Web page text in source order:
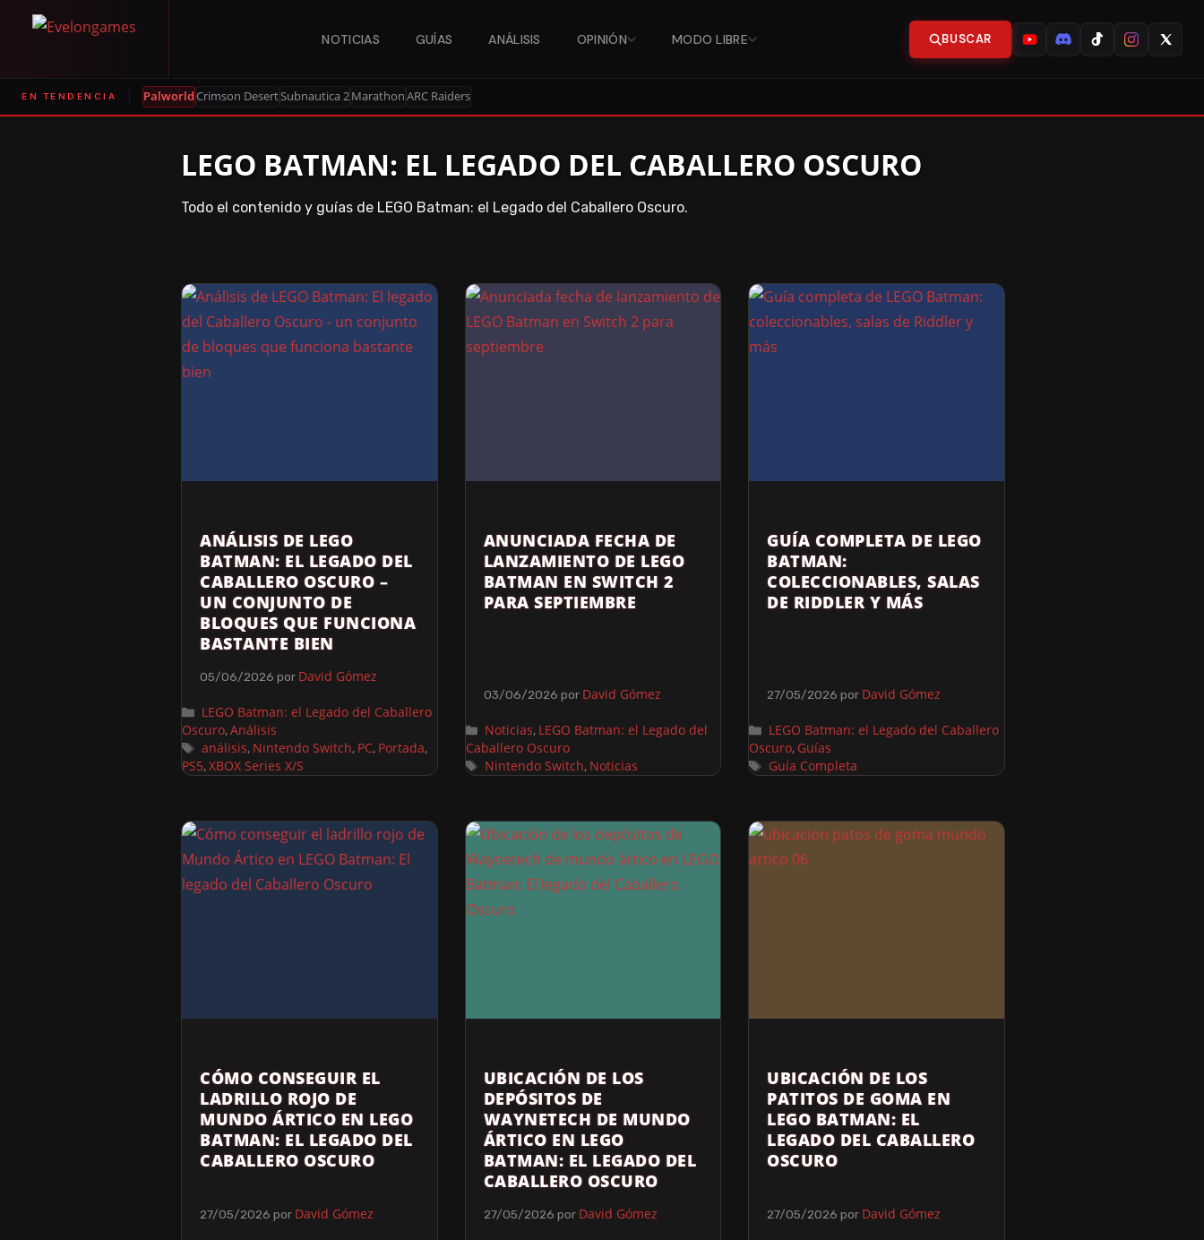
NOTICIAS GUÍAS ANÁLISIS OPINIÓN MODO LIBRE BUSCAR
EN TENDENCIA Palworld Crimson DesertSubnautica 2MarathonARC Raiders
LEGO BATMAN: EL LEGADO DEL CABALLERO OSCURO
Todo el contenido y guías de LEGO Batman: el Legado del Caballero Oscuro.
ANÁLISIS DE LEGO
BATMAN: EL LEGADO DEL
CABALLERO OSCURO –
UN CONJUNTO DE
BLOQUES QUE FUNCIONA
BASTANTE BIEN
05/06/2026 por David Gómez
LEGO Batman: el Legado del Caballero
Oscuro,Análisis
análisis, Nintendo Switch, PC, Portada,
PS5,XBOX Series X/S
ANUNCIADA FECHA DE
LANZAMIENTO DE LEGO
BATMAN EN SWITCH 2
PARA SEPTIEMBRE
03/06/2026 por David Gómez
Noticias, LEGO Batman: el Legado del
Caballero Oscuro
Nintendo Switch, Noticias
GUÍA COMPLETA DE LEGO
BATMAN:
COLECCIONABLES, SALAS
DE RIDDLER Y MÁS
27/05/2026 por David Gómez
LEGO Batman: el Legado del Caballero
Oscuro, Guías
Guía Completa
CÓMO CONSEGUIR EL
LADRILLO ROJO DE
MUNDO ÁRTICO EN LEGO
BATMAN: EL LEGADO DEL
CABALLERO OSCURO
27/05/2026 por David Gómez
UBICACIÓN DE LOS
DEPÓSITOS DE
WAYNETECH DE MUNDO
ÁRTICO EN LEGO
BATMAN: EL LEGADO DEL
CABALLERO OSCURO
27/05/2026 por David Gómez
UBICACIÓN DE LOS
PATITOS DE GOMA EN
LEGO BATMAN: EL
LEGADO DEL CABALLERO
OSCURO
27/05/2026 por David Gómez